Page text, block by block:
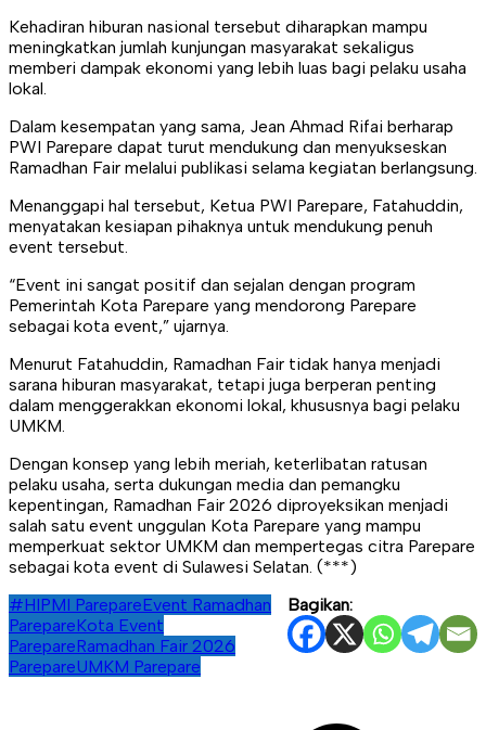
Kehadiran hiburan nasional tersebut diharapkan mampu
meningkatkan jumlah kunjungan masyarakat sekaligus
memberi dampak ekonomi yang lebih luas bagi pelaku usaha
lokal.
Dalam kesempatan yang sama, Jean Ahmad Rifai berharap
PWI Parepare dapat turut mendukung dan menyukseskan
Ramadhan Fair melalui publikasi selama kegiatan berlangsung.
Menanggapi hal tersebut, Ketua PWI Parepare, Fatahuddin,
menyatakan kesiapan pihaknya untuk mendukung penuh
event tersebut.
“Event ini sangat positif dan sejalan dengan program
Pemerintah Kota Parepare yang mendorong Parepare
sebagai kota event,” ujarnya.
Menurut Fatahuddin, Ramadhan Fair tidak hanya menjadi
sarana hiburan masyarakat, tetapi juga berperan penting
dalam menggerakkan ekonomi lokal, khususnya bagi pelaku
UMKM.
Dengan konsep yang lebih meriah, keterlibatan ratusan
pelaku usaha, serta dukungan media dan pemangku
kepentingan, Ramadhan Fair 2026 diproyeksikan menjadi
salah satu event unggulan Kota Parepare yang mampu
memperkuat sektor UMKM dan mempertegas citra Parepare
sebagai kota event di Sulawesi Selatan. (***)
Bagikan:
#HIPMI ParepareEvent Ramadhan
ParepareKota Event
ParepareRamadhan Fair 2026
ParepareUMKM Parepare